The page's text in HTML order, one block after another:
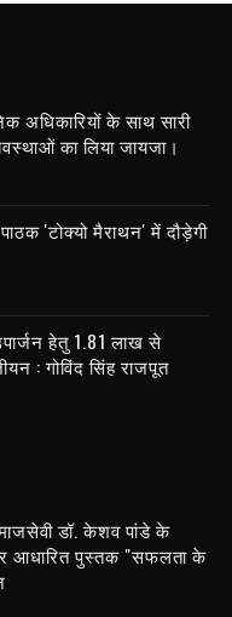
अधिकारियों के साथ सारी
का लिया जायजा।
'टोक्यो मैराथन' में दौड़ेगी
हेतु 1.81 लाख से
: गोविंद सिंह राजपूत
डॉ. केशव पांडे के
आधारित पुस्तक "सफलता के